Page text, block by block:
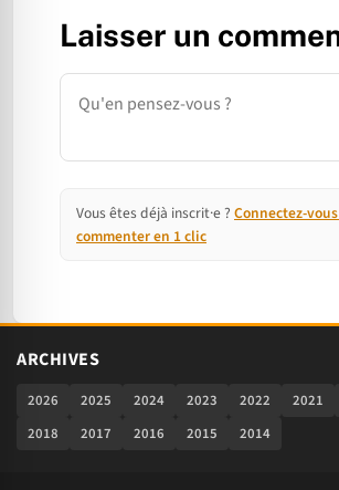
Laisser un
Commentaire
Vous êtes déjà inscrit·e ? Connectez-
commenter en 1 clic
ARCHIVES
2026 2025 2024 2023 2022 2021
2018
2017 2016 2015 2014